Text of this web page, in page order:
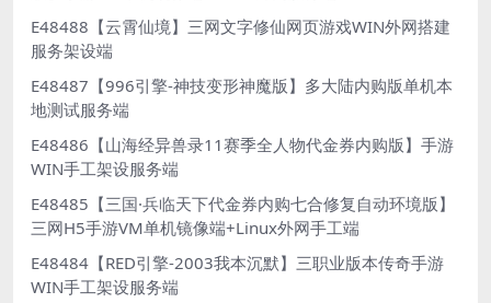
E48488【云霄仙境】三网文字修仙网页游戏WIN外网搭建
服务架设端
E48487【996引擎-神技变形神魔版】多大陆内购版单机本
地测试服务端
E48486【山海经异兽录11赛季全人物代金券内购版】手游
WIN手工架设服务端
E48485【三国·兵临天下代金券内购七合修复自动环境版】
三网H5手游VM单机镜像端+Linux外网手工端
E48484【RED引擎-2003我本沉默】三职业版本传奇手游
WIN手工架设服务端